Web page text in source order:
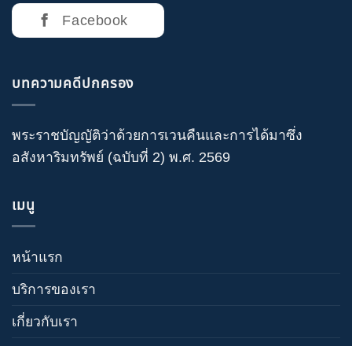
Facebook
บทความคดีปกครอง
พระราชบัญญัติว่าด้วยการเวนคืนและการได้มาซึ่ง
อสังหาริมทรัพย์ (ฉบับที่ 2) พ.ศ. 2569
เมนู
หน้าแรก
บริการของเรา
เกี่ยวกับเรา